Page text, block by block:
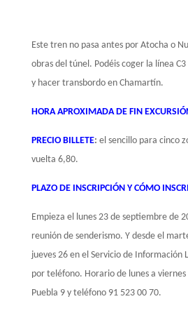
Este tren no pasa antes por Atocha o
obras del túnel. Podéis coger la línea C3
y hacer transbordo en Chamartín.
HORA APROXIMADA DE FIN
PRECIO BILLETE: el sencillo para cinco
vuelta 6,80.
PLAZO DE INSCRIPCIÓN Y CÓMO
Empieza el lunes 23 de septiembre de
reunión de senderismo. Y desde el
jueves 26 en el Servicio de Información
por teléfono. Horario de lunes a viernes
Puebla 9 y teléfono 91 523 00 70.